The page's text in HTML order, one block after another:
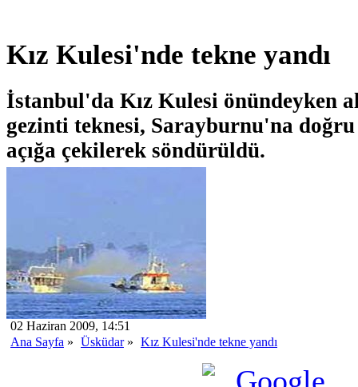
Kız Kulesi'nde tekne yandı
İstanbul'da Kız Kulesi önündeyken
gezinti teknesi, Sarayburnu'na
açığa çekilerek söndürüldü.
02 Haziran 2009, 14:51
Ana Sayfa » Üsküdar» Kız Kulesi'nde tekne yandı